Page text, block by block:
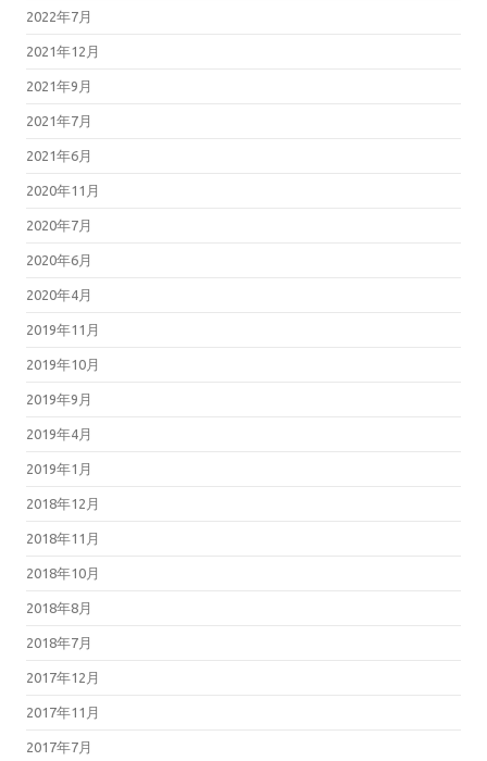
2022年7月
2021年12月
2021年9月
2021年7月
2021年6月
2020年11月
2020年7月
2020年6月
2020年4月
2019年11月
2019年10月
2019年9月
2019年4月
2019年1月
2018年12月
2018年11月
2018年10月
2018年8月
2018年7月
2017年12月
2017年11月
2017年7月